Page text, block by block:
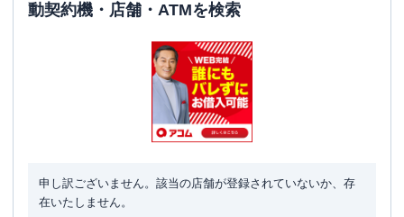
動契約機・店舗・ATMを検索
申し訳ございません。該当の店舗が登録されていないか、存
在いたしません。